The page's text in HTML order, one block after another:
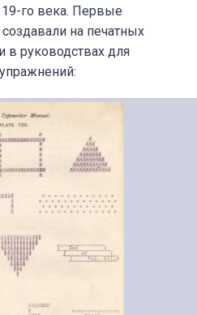
го века. Первые
на печатных
в руководствах для